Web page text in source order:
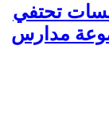
تحتفي
مدارس